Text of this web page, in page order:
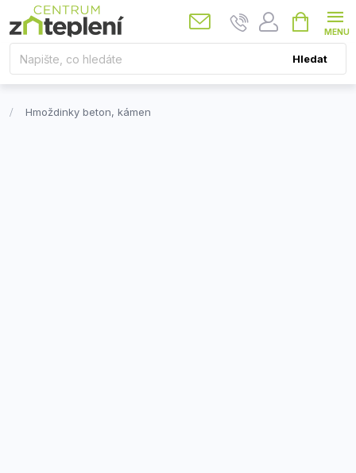
na
obsah
Hledat
Nákupní
košík
Hmoždinky beton, kámen